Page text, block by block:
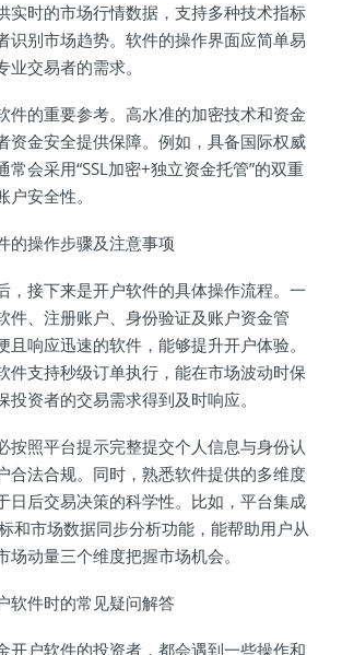
实时的市场行情数据，支持多种技术指标
识别市场趋势。软件的操作界面应简单易
交易者的需求。
件的重要参考。高水准的加密技术和资金
资金安全提供保障。例如，具备国际权威
常会采用“SSL加密+独立资金托管”的双重
安全性。
的操作步骤及注意事项
，接下来是开户软件的具体操作流程。一
件、注册账户、身份验证及账户资金管
且响应迅速的软件，能够提升开户体验。
件支持秒级订单执行，能在市场波动时保
投资者的交易需求得到及时响应。
按照平台提示完整提交个人信息与身份认
合法合规。同时，熟悉软件提供的多维度
日后交易决策的科学性。比如，平台集成
和市场数据同步分析功能，能帮助用户从
场动量三个维度把握市场机会。
软件时的常见疑问解答
开户软件的投资者，都会遇到一些操作和